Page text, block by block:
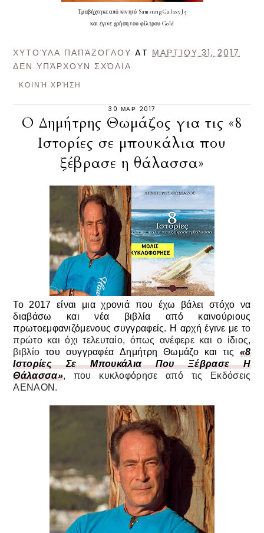
Τραβήχτηκε από κινητό Samsung Galaxy J5
και έγινε χρήση του φίλτρου Gold
ΧΥΤΟΎΛΑ ΠΑΠΆΖΟΓΛΟΥ ATΜΑΡΤΊΟΥ 31, 2017
ΔΕΝ ΥΠΆΡΧΟΥΝ ΣΧΌΛΙΑ
ΚΟΙΝΉ ΧΡΉΣΗ
30 ΜΑΡ 2017
Ο Δημήτρης Θωμάζος για τις «8
Ιστορίες σε μπουκάλια που
ξέβρασε η θάλασσα»
Το 2017 είναι μια χρονιά που έχω βάλει στόχο να
διαβάσω και νέα βιβλία από καινούριους
πρωτοεμφανιζόμενους συγγραφείς. Η αρχή έγινε με το
πρώτο και όχι τελευταίο, όπως ανέφερε και ο ίδιος,
βιβλίο του συγγραφέα Δημήτρη Θωμάζο και τις «8
Ιστορίες Σε Μπουκάλια Που Ξέβρασε Η
Θάλασσα», που κυκλοφόρησε από τις Εκδόσεις
ΑΕΝΑΟΝ.